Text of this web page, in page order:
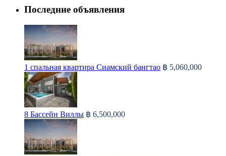
Последние объявления
1 спальная квартира Сиамский бангтао ฿ 5,060,000
8 Бассейн Виллы ฿ 6,500,000